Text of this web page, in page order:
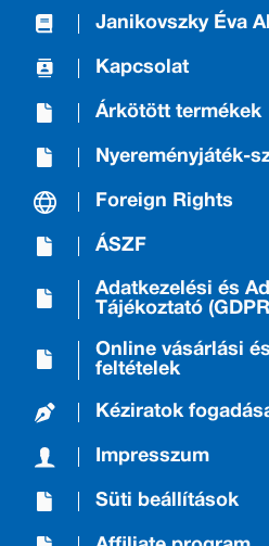
Janikovszky Éva
Kapcsolat
Árkötött termékek
Nyereményjáték-
Foreign Rights
ÁSZF
Adatkezelési és
Tájékoztató
Online vásárlási
feltételek
Kéziratok
Impresszum
Süti beállítások